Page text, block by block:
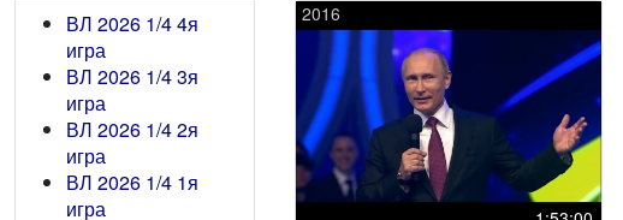
ВЛ 2026 1/4 4я
игра
ВЛ 2026 1/4 3я
игра
ВЛ 2026 1/4 2я
игра
ВЛ 2026 1/4 1я
игра
2016